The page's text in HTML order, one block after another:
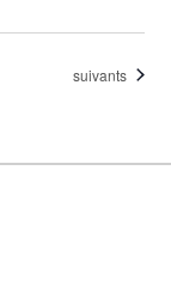
Évènements
suivants